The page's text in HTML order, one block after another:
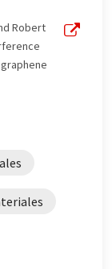
de
original en
Robert